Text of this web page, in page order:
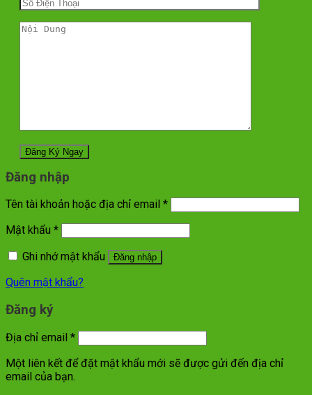
Đăng nhập
Tên tài khoản hoặc địa chỉ email *
Mật khẩu *
Ghi nhớ mật khẩu
Đăng nhập
Quên mật khẩu?
Đăng ký
Địa chỉ email *
Một liên kết để đặt mật khẩu mới sẽ được gửi đến địa chỉ
email của bạn.